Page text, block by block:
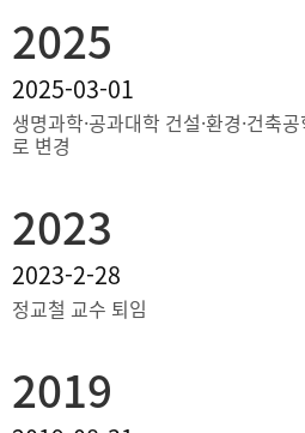
찾아오시는길
2025
2025-03-01
생명과학·공과대학 건설·환경·건축
로 변경
2023
2023-2-28
정교철 교수 퇴임
2019